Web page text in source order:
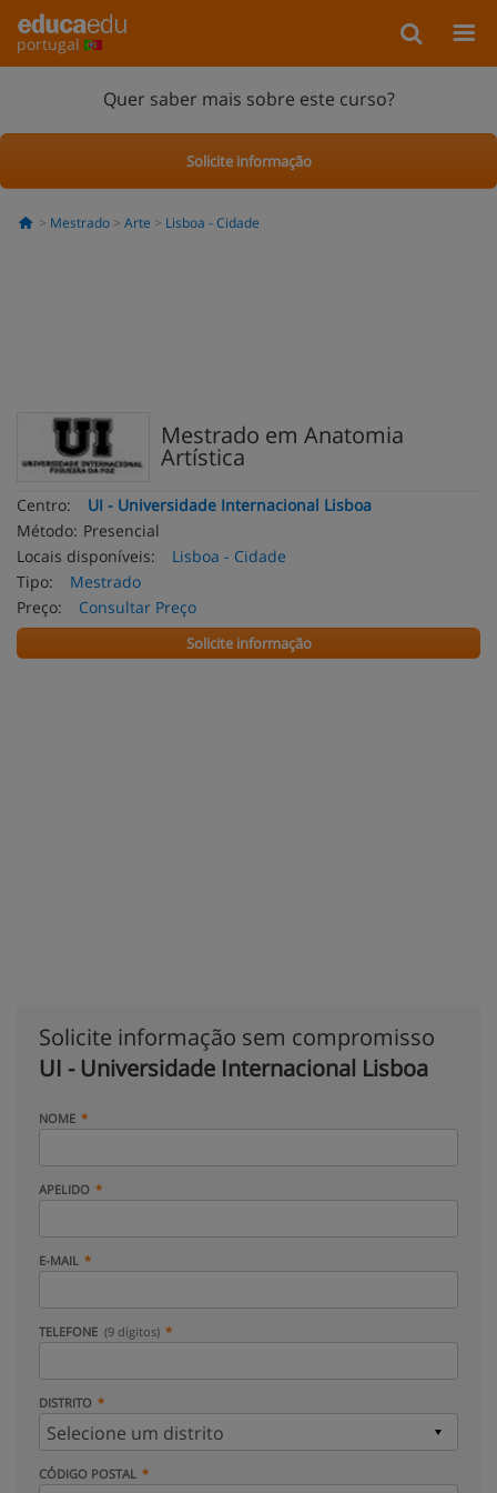
portugal
Quer saber mais sobre este curso?
Solicite informação
Mestrado Arte Lisboa - Cidade
Mestrado em Anatomia
Artística
Centro:
UI - Universidade Internacional Lisboa
Método: Presencial
Locais disponíveis:
Lisboa - Cidade
Tipo:
Mestrado
Preço:
Consultar Preço
Solicite informação
Solicite informação sem compromisso
UI - Universidade Internacional Lisboa
NOME
APELIDO
E-MAIL
TELEFONE (9 dígitos)
DISTRITO
CÓDIGO POSTAL